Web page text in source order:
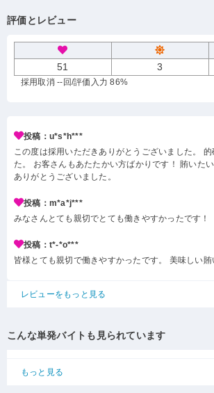
評価とレビュー
51 3
採用取消 --回/評価入力 86%
投稿：u*s*h***
この度は採用いただきありがとうございました。
た。 お客さんもあたたかい方ばかりです！ 賄いた
ありがとうございました。
投稿：m*a*j***
みなさんとても親切でとても働きやすかったです！
投稿：t*-*o***
皆様とても親切で働きやすかったです。 美味しい
レビューをもっと見る
こんな単発バイトも見られています
もっと見る